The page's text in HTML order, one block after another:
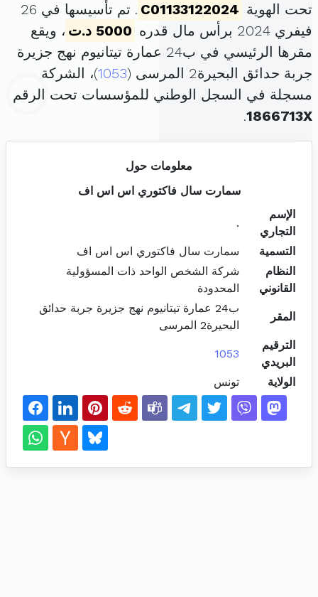
تحت الهوية C01133122024
. تم تأسيسها في 26
فيفري 2024 برأس مال قدره
5000 د.ت
، ويقع
مقرها الرئيسي في ب24 عمارة تيتانيوم نهج جزيرة
جربة حدائق البحيرة2 المرسى (
1053)، الشركة
مسجلة في السجل الوطني للمؤسسات تحت الرقم
1866713X
.
معلومات حول
سمارت سال فاكتوري اس اس اف
الإسم
التجاري
.
التسمية
سمارت سال فاكتوري اس اس اف
النظام
القانوني
شركة الشخص الواحد ذات المسؤولية
المحدودة
المقر
ب24 عمارة تيتانيوم نهج جزيرة جربة حدائق
البحيرة2 المرسى
الترقيم
البريدي
1053
الولاية تونس